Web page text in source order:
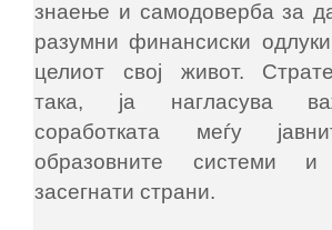
знаење и самодоверба за
разумни финансиски
целиот свој живот.
така, ја нагласува
соработката меѓу
образовните системи и
засегнати страни.